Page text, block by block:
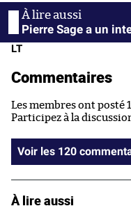
Pierre Sage a un
LT
Commentaires
Les membres ont posté
Participez à la
Voir les 120
À lire aussi